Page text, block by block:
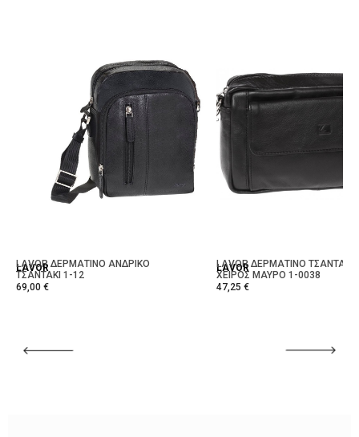
LAVOR
LAVOR ΔΕΡΜΑΤΙΝΟ ΑΝΔΡΙΚΟ
ΤΣΑΝΤΑΚΙ 1-12
69,00 €
LAVOR
LAVOR ΔΕΡΜΑΤΙΝΟ ΤΣΑΝΤΑΚΙ
ΧΕΙΡΟΣ ΜΑΥΡΟ 1-0038
47,25 €